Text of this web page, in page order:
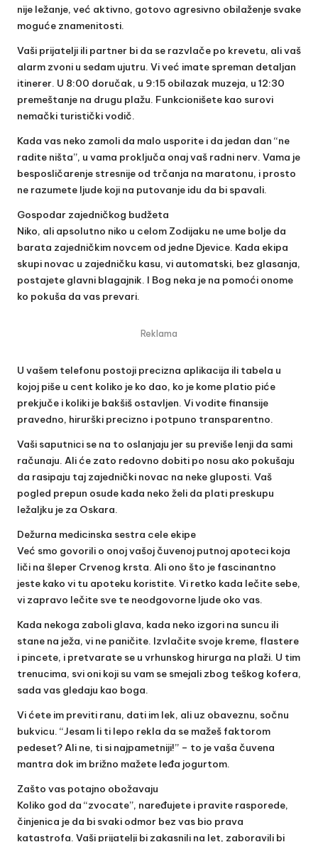
nije ležanje, već aktivno, gotovo agresivno obilaženje svake
moguće znamenitosti.
Vaši prijatelji ili partner bi da se razvlače po krevetu, ali vaš
alarm zvoni u sedam ujutru. Vi već imate spreman detaljan
itinerer. U 8:00 doručak, u 9:15 obilazak muzeja, u 12:30
premeštanje na drugu plažu. Funkcionišete kao surovi
nemački turistički vodič.
Kada vas neko zamoli da malo usporite i da jedan dan “ne
radite ništa”, u vama proključa onaj vaš radni nerv. Vama je
besposličarenje stresnije od trčanja na maratonu, i prosto
ne razumete ljude koji na putovanje idu da bi spavali.
Gospodar zajedničkog budžeta
Niko, ali apsolutno niko u celom Zodijaku ne ume bolje da
barata zajedničkim novcem od jedne Djevice. Kada ekipa
skupi novac u zajedničku kasu, vi automatski, bez glasanja,
postajete glavni blagajnik. I Bog neka je na pomoći onome
ko pokuša da vas prevari.
Reklama
U vašem telefonu postoji precizna aplikacija ili tabela u
kojoj piše u cent koliko je ko dao, ko je kome platio piće
prekjuče i koliki je bakšiš ostavljen. Vi vodite finansije
pravedno, hirurški precizno i potpuno transparentno.
Vaši saputnici se na to oslanjaju jer su previše lenji da sami
računaju. Ali će zato redovno dobiti po nosu ako pokušaju
da rasipaju taj zajednički novac na neke gluposti. Vaš
pogled prepun osude kada neko želi da plati preskupu
ležaljku je za Oskara.
Dežurna medicinska sestra cele ekipe
Već smo govorili o onoj vašoj čuvenoj putnoj apoteci koja
liči na šleper Crvenog krsta. Ali ono što je fascinantno
jeste kako vi tu apoteku koristite. Vi retko kada lečite sebe,
vi zapravo lečite sve te neodgovorne ljude oko vas.
Kada nekoga zaboli glava, kada neko izgori na suncu ili
stane na ježa, vi ne paničite. Izvlačite svoje kreme, flastere
i pincete, i pretvarate se u vrhunskog hirurga na plaži. U tim
trenucima, svi oni koji su vam se smejali zbog teškog kofera,
sada vas gledaju kao boga.
Vi ćete im previti ranu, dati im lek, ali uz obaveznu, sočnu
bukvicu. “Jesam li ti lepo rekla da se mažeš faktorom
pedeset? Ali ne, ti si najpametniji!” – to je vaša čuvena
mantra dok im brižno mažete leđa jogurtom.
Zašto vas potajno obožavaju
Koliko god da “zvocate”, naređujete i pravite rasporede,
činjenica je da bi svaki odmor bez vas bio prava
katastrofa. Vaši prijatelji bi zakasnili na let, zaboravili bi